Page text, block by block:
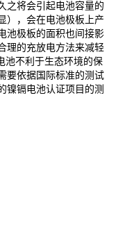
之将会引起电池容量的
），会在电池极板上产
池极板的面积也间接影
理的充放电方法来减轻
池不利于生态环境的保
要依据国际标准的测试
镍镉电池认证项目的测